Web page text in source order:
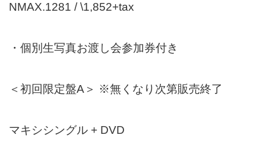
NMAX.1281 / \1,852+tax
・個別生写真お渡し会参加券付き
＜初回限定盤A＞ ※無くなり次第販売終了
マキシシングル + DVD